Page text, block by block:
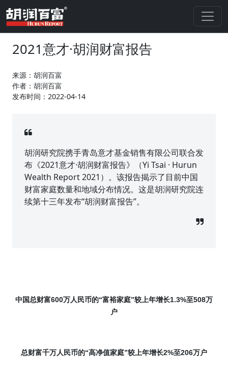
2021意才·胡润财富报告
来源：胡润百富
作者：胡润百富
发布时间：2022-04-14
胡润研究院携手青岛意才基金销售有限公司联合发
布《2021意才·胡润财富报告》（Yi Tsai · Hurun
Wealth Report 2021）。该报告揭示了目前中国
财富家庭数量和地域分布情况。这是胡润研究院连
续第十三年发布“胡润财富报告”。
中国总财富600万人民币的“富裕家庭”较上年增长1.3%至508万
户
总财富千万人民币的“高净值家庭”较上年增长2%至206万户